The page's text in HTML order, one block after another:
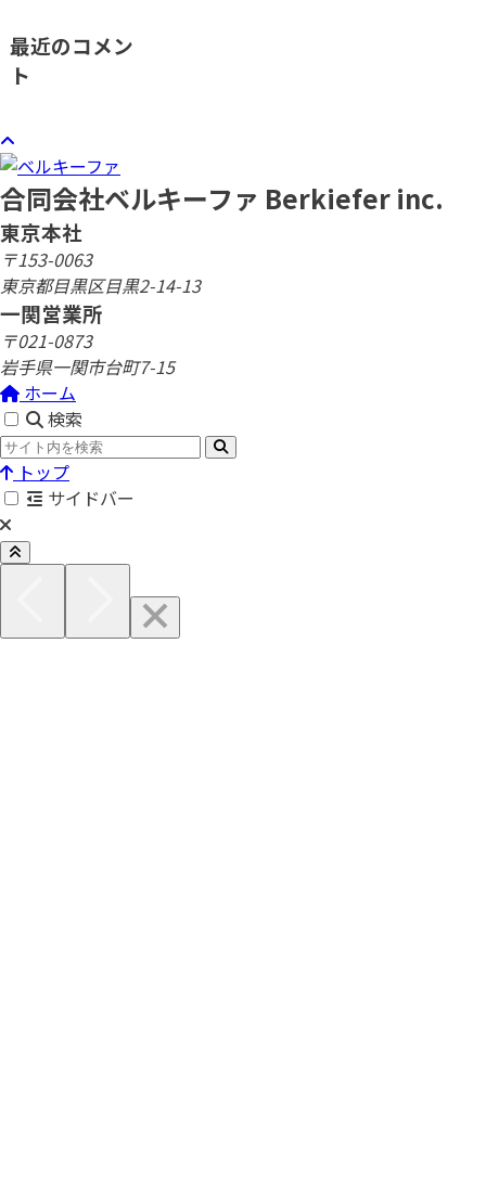
最近のコメン
ト
合同会社ベルキーファ Berkiefer inc.
東京本社
〒153-0063
東京都目黒区目黒2-14-13
一関営業所
〒021-0873
岩手県一関市台町7-15
ホーム
検索
トップ
サイドバー